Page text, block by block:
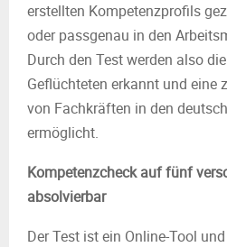
erstellten Kompetenzprofils
oder passgenau in den
Durch den Test werden also
Geflüchteten erkannt und eine
von Fachkräften in den
ermöglicht.
Kompetenzcheck auf fünf
absolvierbar
Der Test ist ein Online-Tool